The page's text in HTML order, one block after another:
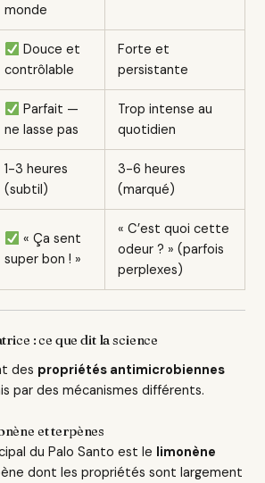
monde
Douce et
contrôlable
Forte et
persistante
Parfait —
ne lasse pas
Trop intense au
quotidien
1-3 heures
(subtil)
3-6 heures
(marqué)
« Ça sent
super bon ! »
« C’est quoi cette
odeur ? » (parfois
perplexes)
: ce que dit la science
des propriétés antimicrobiennes
par des mécanismes différents.
et terpènes
du Palo Santo est le limonène
dont les propriétés sont largement